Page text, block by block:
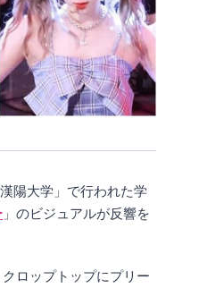
陽大学」で行われた学
」のビジュアルが反響を
ロップトップにプリー